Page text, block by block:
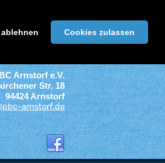
Cookies zulassen
Arnstorf e.V.
Str. 18
94424 Arnstorf
arnstorf.de